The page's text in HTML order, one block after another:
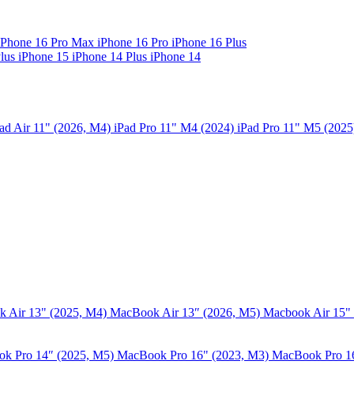
16 Pro Max iPhone 16 Pro iPhone 16 Plus
iPhone 15 iPhone 14 Plus iPhone 14
Air 11" (2026, M4) iPad Pro 11" M4 (2024) iPad Pro 11" M5
Air 13" (2025, M4) MacBook Air 13″ (2026, M5) Macbook Air 15"
Pro 14″ (2025, M5) MacBook Pro 16" (2023, M3) MacBook Pro